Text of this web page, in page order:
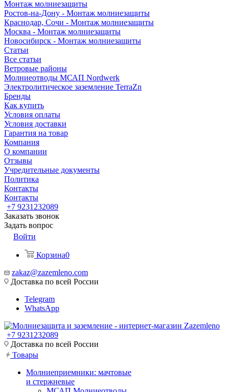
Монтаж молниезащиты
Ростов-на-Дону - Монтаж молниезащиты
Краснодар, Сочи - Монтаж молниезащиты
Москва - Монтаж молниезащиты
Новосибирск - Монтаж молниезащиты
Статьи
Все статьи
Ветровые районы
Молниеотводы МСАП Nordwerk
Электролитическое заземление TerraZn
Бренды
Как купить
Условия оплаты
Условия доставки
Гарантия на товар
Компания
О компании
Отзывы
Учредительные документы
Политика
Контакты
Контакты
+7 9231232089
Заказать звонок
Задать вопрос
Войти
Корзина0
zakaz@zazemleno.com
Доставка по всей России
Telegram
WhatsApp
+7 9231232089
Доставка по всей России
Товары
Молниеприемники: мачтовые
и стержневые